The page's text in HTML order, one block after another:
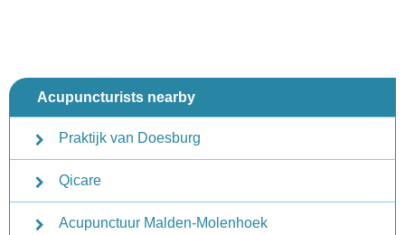
Acupuncturists nearby
Praktijk van Doesburg
Qicare
Acupunctuur Malden-Molenhoek